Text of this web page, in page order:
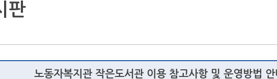
판
노동자복지관 작은도서관 이용 참고사항 및 운영방법